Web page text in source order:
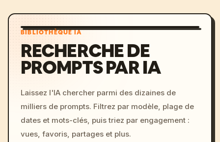
BIBLIOTHÈQUE IA
RECHERCHE DE
PROMPTS PAR IA
Laissez l'IA chercher parmi des dizaines de
milliers de prompts. Filtrez par modèle, plage de
dates et mots-clés, puis triez par engagement :
vues, favoris, partages et plus.